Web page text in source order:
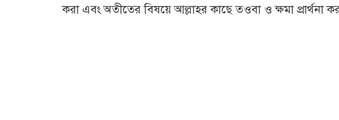
করা এবং অতীতের বিষয়ে আল্লাহর কাছে তওবা ও ক্ষমা প্রার্থনা